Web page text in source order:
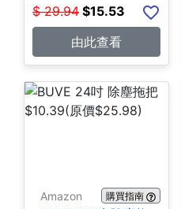
$ 29.94 $15.53
由此查看
Amazon 購買指南